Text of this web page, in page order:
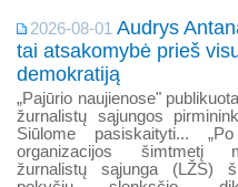
2026-08-01 Audrys
tai atsakomybė prieš
demokratiją
„Pajūrio naujienose"
žurnalistų sąjungos
Siūlome pasiskaityti...
organizacijos šimtmetį
žurnalistų sąjunga (LŽS)